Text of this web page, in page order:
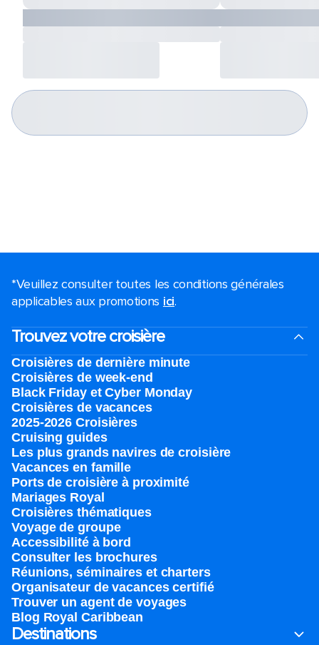
*Veuillez consulter toutes les conditions générales
applicables aux promotions ici.
Trouvez votre croisière
Croisières de dernière minute
Croisières de week-end
Black Friday et Cyber Monday
Croisières de vacances
2025-2026 Croisières
Cruising guides
Les plus grands navires de croisière
Vacances en famille
Ports de croisière à proximité
Mariages Royal
Croisières thématiques
Voyage de groupe​
Accessibilité à bord​
Consulter les brochures
Réunions, séminaires et charters
Organisateur de vacances certifié
Trouver un agent de voyages
Blog Royal Caribbean
Destinations